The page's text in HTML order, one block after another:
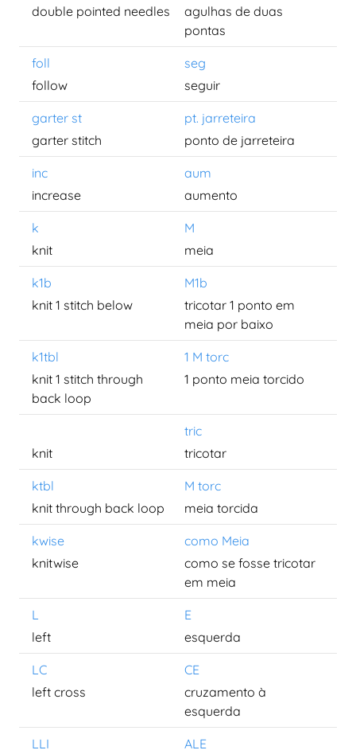
double pointed needles
agulhas de duas
pontas
foll
seg
follow
seguir
garter st
pt. jarreteira
garter stitch
ponto de jarreteira
inc
aum
increase
aumento
k
M
knit
meia
k1b
M1b
knit 1 stitch below
tricotar 1 ponto em
meia por baixo
k1tbl
1 M torc
knit 1 stitch through
back loop
1 ponto meia torcido
tric
knit
tricotar
ktbl
M torc
knit through back loop
meia torcida
kwise
como Meia
knitwise
como se fosse tricotar
em meia
L
E
left
esquerda
LC
CE
left cross
cruzamento à
esquerda
LLI
ALE